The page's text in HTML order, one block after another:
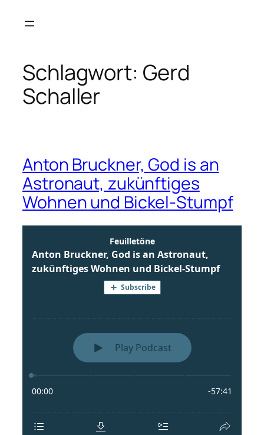
Inhalt
Schlagwort: Gerd
Schaller
Anton Bruckner, God is an
Astronaut, zukünftiges
Wohnen und Bickel-Stumpf